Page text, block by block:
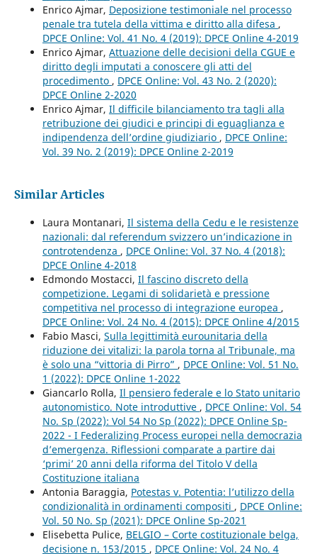
Enrico Ajmar, Deposizione testimoniale nel processo
penale tra tutela della vittima e diritto alla difesa ,
DPCE Online: Vol. 41 No. 4 (2019): DPCE Online 4-2019
Enrico Ajmar, Attuazione delle decisioni della CGUE e
diritto degli imputati a conoscere gli atti del
procedimento , DPCE Online: Vol. 43 No. 2 (2020):
DPCE Online 2-2020
Enrico Ajmar, Il difficile bilanciamento tra tagli alla
retribuzione dei giudici e principi di eguaglianza e
indipendenza dell’ordine giudiziario , DPCE Online:
Vol. 39 No. 2 (2019): DPCE Online 2-2019
Similar Articles
Laura Montanari, Il sistema della Cedu e le resistenze
nazionali: dal referendum svizzero un’indicazione in
controtendenza , DPCE Online: Vol. 37 No. 4 (2018):
DPCE Online 4-2018
Edmondo Mostacci, Il fascino discreto della
competizione. Legami di solidarietà e pressione
competitiva nel processo di integrazione europea ,
DPCE Online: Vol. 24 No. 4 (2015): DPCE Online 4/2015
Fabio Masci, Sulla legittimità eurounitaria della
riduzione dei vitalizi: la parola torna al Tribunale, ma
è solo una “vittoria di Pirro” , DPCE Online: Vol. 51 No.
1 (2022): DPCE Online 1-2022
Giancarlo Rolla, Il pensiero federale e lo Stato unitario
autonomistico. Note introduttive , DPCE Online: Vol. 54
No. Sp (2022): Vol 54 No Sp (2022): DPCE Online Sp-
2022 - I Federalizing Process europei nella democrazia
d’emergenza. Riflessioni comparate a partire dai
‘primi’ 20 anni della riforma del Titolo V della
Costituzione italiana
Antonia Baraggia, Potestas v. Potentia: l’utilizzo della
condizionalità in ordinamenti compositi , DPCE Online:
Vol. 50 No. Sp (2021): DPCE Online Sp-2021
Elisebetta Pulice, BELGIO – Corte costituzionale belga,
decisione n. 153/2015 , DPCE Online: Vol. 24 No. 4